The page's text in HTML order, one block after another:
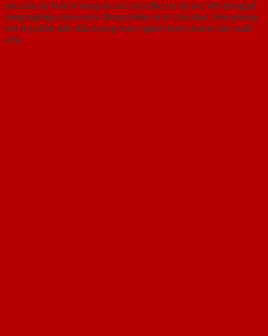
yêu cầu từ khách hàng và các chủ đầu tư dự án. Với dòng gỗ
công nghiệp chịu nước đang chiếm vị trí chủ đạo, tiên phong
với thị phần dẫn đầu trong toàn ngành kinh doanh sản xuất
cửa.